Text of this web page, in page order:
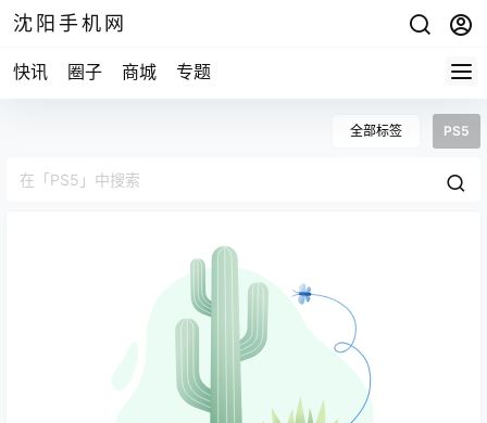
沈阳手机网
快讯 圈子 商城 专题
全部标签 PS5